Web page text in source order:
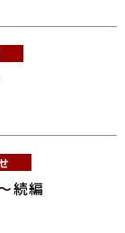
続編